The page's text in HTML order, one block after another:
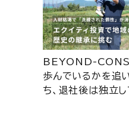
BEYOND-
歩んでいるかを追
ち、退社後は独立